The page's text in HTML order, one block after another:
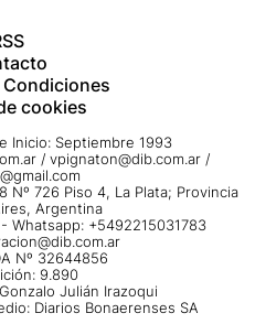
cookies
Inicio: Septiembre 1993
/ vpignaton@dib.com.ar /
Nº 726 Piso 4, La Plata; Provincia
Argentina
Whatsapp: +5492215031783
Nº 32644856
9.890
Julián Irazoqui
Diarios Bonaerenses SA